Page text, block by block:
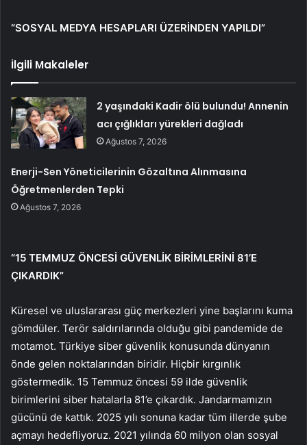
“SOSYAL MEDYA HESAPLARI ÜZERİNDEN YAPILDI”
İlgili Makaleler
2 yaşındaki Kadir ölü bulundu! Annenin
acı çığlıkları yürekleri dağladı
Ağustos 7, 2026
Enerji-Sen Yöneticilerinin Gözaltına Alınmasına
Öğretmenlerden Tepki
Ağustos 7, 2026
“15 TEMMUZ ÖNCESİ GÜVENLİK BİRİMLERİNİ 81’E
ÇIKARDIK”
Küresel ve uluslararası güç merkezleri yine başlarını kuma
gömdüler. Terör saldırılarında olduğu gibi pandemide de
motamot. Türkiye siber güvenlik konusunda dünyanın
önde gelen noktalarından biridir. Hiçbir kırgınlık
göstermedik. 15 Temmuz öncesi 59 ilde güvenlik
birimlerini siber hatalarla 81’e çıkardık. Jandarmamızın
gücünü de kattık. 2025 yılı sonuna kadar tüm illerde şube
açmayı hedefliyoruz. 2021 yılında 60 milyon olan sosyal